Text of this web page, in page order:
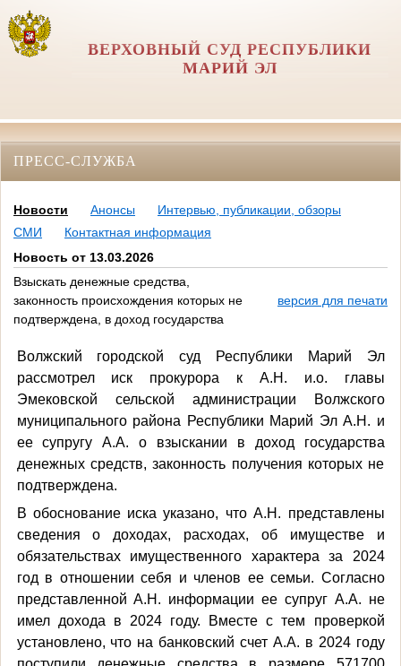
ВЕРХОВНЫЙ СУД РЕСПУБЛИКИ
МАРИЙ ЭЛ
ПРЕСС-СЛУЖБА
Новости Анонсы
Интервью, публикации, обзоры
СМИ
Контактная информация
Новость от 13.03.2026
Взыскать денежные средства,
законность происхождения которых не
подтверждена, в доход государства
версия для печати
Волжский городской суд Республики Марий Эл
рассмотрел иск прокурора к А.Н. и.о. главы
Эмековской сельской администрации Волжского
муниципального района Республики Марий Эл А.Н. и
ее супругу А.А. о взыскании в доход государства
денежных средств, законность получения которых не
подтверждена.
В обоснование иска указано, что А.Н. представлены
сведения о доходах, расходах, об имуществе и
обязательствах имущественного характера за 2024
год в отношении себя и членов ее семьи. Согласно
представленной А.Н. информации ее супруг А.А. не
имел дохода в 2024 году. Вместе с тем проверкой
установлено, что на банковский счет А.А. в 2024 году